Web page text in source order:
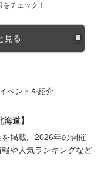
をチェック！
見る
ベントを紹介
道】
掲載。2026年の開催
や人気ランキングなど